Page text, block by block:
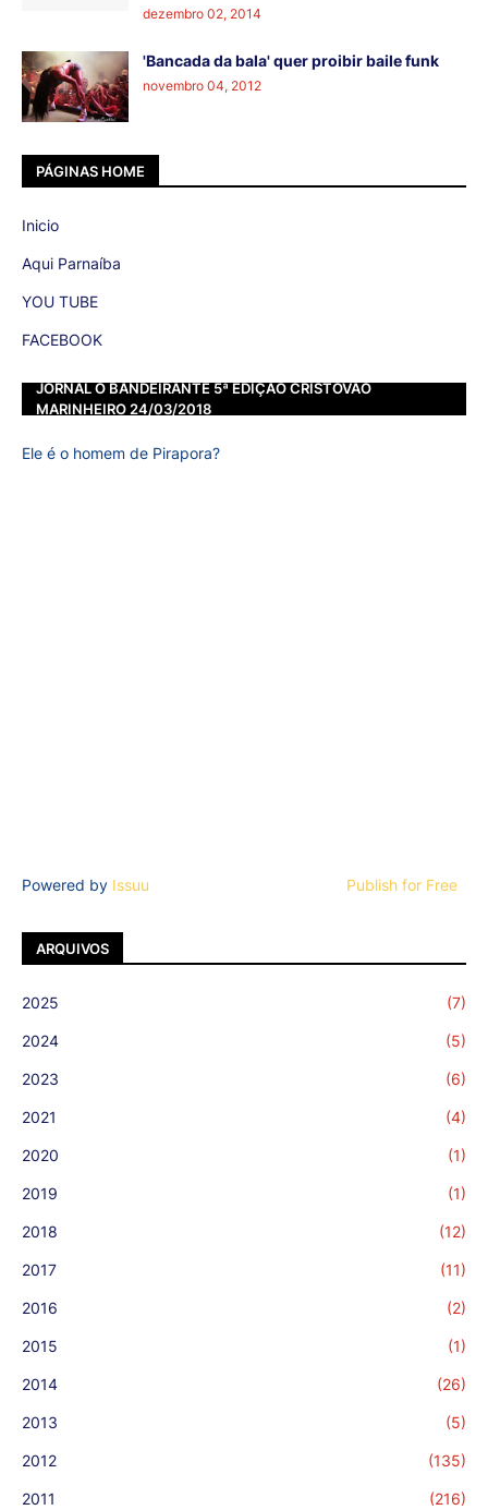
dezembro 02, 2014
'Bancada da bala' quer proibir baile funk
novembro 04, 2012
PÁGINAS HOME
Inicio
Aqui Parnaíba
YOU TUBE
FACEBOOK
JORNAL O BANDEIRANTE 5ª EDIÇÃO CRISTOVÃO
MARINHEIRO 24/03/2018
Ele é o homem de Pirapora?
Powered by Issuu Publish for Free
ARQUIVOS
2025 (7)
2024 (5)
2023 (6)
2021 (4)
2020 (1)
2019 (1)
2018 (12)
2017 (11)
2016 (2)
2015 (1)
2014 (26)
2013 (5)
2012 (135)
2011 (216)